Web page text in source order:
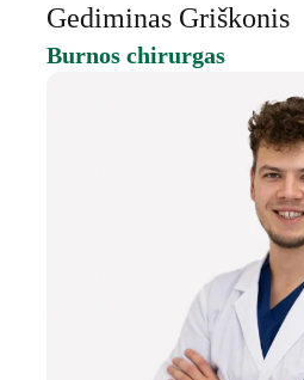
Gediminas Griškonis
Burnos chirurgas